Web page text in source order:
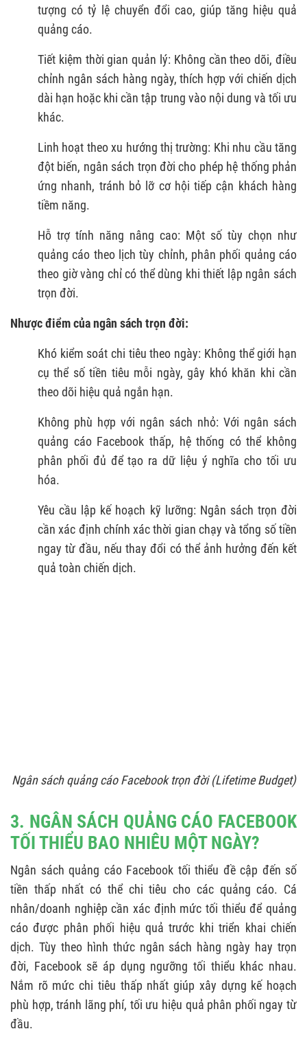
tượng có tỷ lệ chuyển đổi cao, giúp tăng hiệu quả
quảng cáo.
Tiết kiệm thời gian quản lý: Không cần theo dõi, điều
chỉnh ngân sách hàng ngày, thích hợp với chiến dịch
dài hạn hoặc khi cần tập trung vào nội dung và tối ưu
khác.
Linh hoạt theo xu hướng thị trường: Khi nhu cầu tăng
đột biến, ngân sách trọn đời cho phép hệ thống phản
ứng nhanh, tránh bỏ lỡ cơ hội tiếp cận khách hàng
tiềm năng.
Hỗ trợ tính năng nâng cao: Một số tùy chọn như
quảng cáo theo lịch tùy chỉnh, phân phối quảng cáo
theo giờ vàng chỉ có thể dùng khi thiết lập ngân sách
trọn đời.
Nhược điểm của ngân sách trọn đời:
Khó kiểm soát chi tiêu theo ngày: Không thể giới hạn
cụ thể số tiền tiêu mỗi ngày, gây khó khăn khi cần
theo dõi hiệu quả ngắn hạn.
Không phù hợp với ngân sách nhỏ: Với ngân sách
quảng cáo Facebook thấp, hệ thống có thể không
phân phối đủ để tạo ra dữ liệu ý nghĩa cho tối ưu
hóa.
Yêu cầu lập kế hoạch kỹ lưỡng: Ngân sách trọn đời
cần xác định chính xác thời gian chạy và tổng số tiền
ngay từ đầu, nếu thay đổi có thể ảnh hưởng đến kết
quả toàn chiến dịch.
Ngân sách quảng cáo Facebook trọn đời (Lifetime Budget)
3. NGÂN SÁCH QUẢNG CÁO FACEBOOK
TỐI THIỂU BAO NHIÊU MỘT NGÀY?
Ngân sách quảng cáo Facebook tối thiểu đề cập đến số
tiền thấp nhất có thể chi tiêu cho các quảng cáo. Cá
nhân/doanh nghiệp cần xác định mức tối thiểu để quảng
cáo được phân phối hiệu quả trước khi triển khai chiến
dịch. Tùy theo hình thức ngân sách hàng ngày hay trọn
đời, Facebook sẽ áp dụng ngưỡng tối thiểu khác nhau.
Nắm rõ mức chi tiêu thấp nhất giúp xây dựng kế hoạch
phù hợp, tránh lãng phí, tối ưu hiệu quả phân phối ngay từ
đầu.